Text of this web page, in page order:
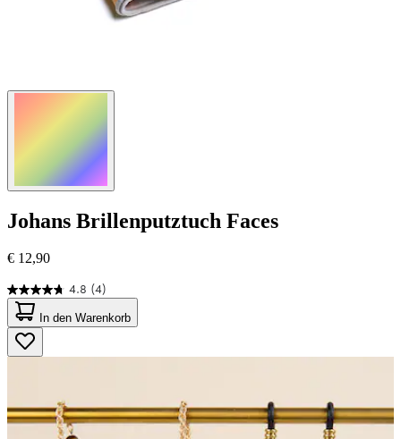
Johans Brillenputztuch Faces
€ 12,90
4.8 (4)
4.8
von
5
Sternen.
4
In den Warenkorb